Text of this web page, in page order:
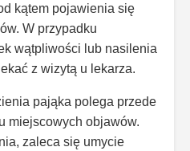
kątem pojawienia się
W przypadku
wątpliwości lub nasilenia
z wizytą u lekarza.
pająka polega przede
miejscowych objawów.
zaleca się umycie